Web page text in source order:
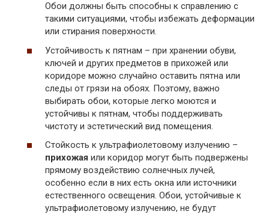
Обои должны быть способны к справлению с
такими ситуациями, чтобы избежать деформации
или стирания поверхности.
Устойчивость к пятнам – при хранении обуви,
ключей и других предметов в прихожей или
коридоре можно случайно оставить пятна или
следы от грязи на обоях. Поэтому, важно
выбирать обои, которые легко моются и
устойчивы к пятнам, чтобы поддерживать
чистоту и эстетический вид помещения.
Стойкость к ультрафиолетовому излучению –
прихожая или коридор могут быть подвержены
прямому воздействию солнечных лучей,
особенно если в них есть окна или источники
естественного освещения. Обои, устойчивые к
ультрафиолетовому излучению, не будут